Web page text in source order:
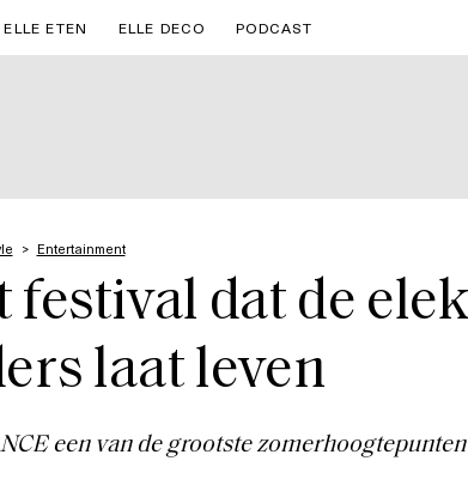
ELLE ETEN ELLE DECO PODCAST
Entertainment
festival dat de
laat leven
een van de grootste